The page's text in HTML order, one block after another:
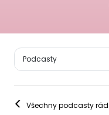
< Všechny podcasty